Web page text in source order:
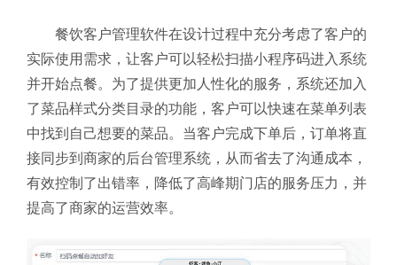
餐饮客户管理软件在设计过程中充分考虑了客户的
实际使用需求，让客户可以轻松扫描小程序码进入系统
并开始点餐。为了提供更加人性化的服务，系统还加入
了菜品样式分类目录的功能，客户可以快速在菜单列表
中找到自己想要的菜品。当客户完成下单后，订单将直
接同步到商家的后台管理系统，从而省去了沟通成本，
有效控制了出错率，降低了高峰期门店的服务压力，并
提高了商家的运营效率。